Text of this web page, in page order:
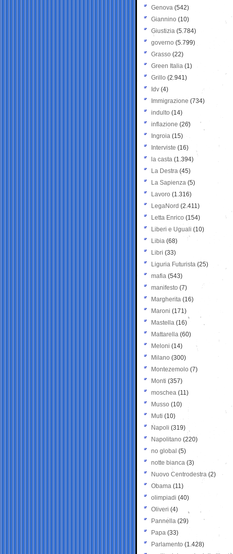
Genova (542)
Giannino (10)
Giustizia (5.784)
governo (5.799)
Grasso (22)
Green Italia (1)
Grillo (2.941)
Idv (4)
Immigrazione (734)
indulto (14)
inflazione (26)
Ingroia (15)
Interviste (16)
la casta (1.394)
La Destra (45)
La Sapienza (5)
Lavoro (1.316)
LegaNord (2.411)
Letta Enrico (154)
Liberi e Uguali (10)
Libia (68)
Libri (33)
Liguria Futurista (25)
mafia (543)
manifesto (7)
Margherita (16)
Maroni (171)
Mastella (16)
Mattarella (60)
Meloni (14)
Milano (300)
Montezemolo (7)
Monti (357)
moschea (11)
Musso (10)
Muti (10)
Napoli (319)
Napolitano (220)
no global (5)
notte bianca (3)
Nuovo Centrodestra (2)
Obama (11)
olimpiadi (40)
Oliveri (4)
Pannella (29)
Papa (33)
Parlamento (1.428)